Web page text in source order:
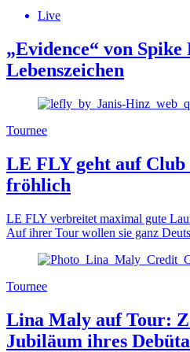
Live
„Evidence“ von
Lebenszeichen
Tournee
LE FLY geht auf Club
fröhlich
LE FLY verbreitet maximal gute
Auf ihrer Tour wollen sie ganz
Tournee
Lina Maly auf Tour:
Jubiläum ihres